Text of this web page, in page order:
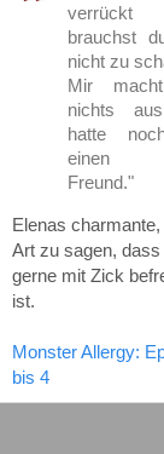
verrückt
brauchst
nicht zu
Mir
nichts
hatte
einen
Freund."
Elenas charmante,
Art zu sagen, dass
gerne mit Zick
ist.
Monster Allergy:
bis 4